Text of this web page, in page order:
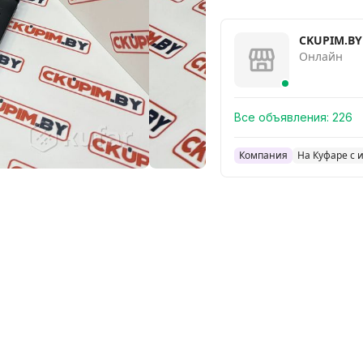
CKUPIM.BY
Онлайн
Все объявления: 226
Компания На Куфаре с